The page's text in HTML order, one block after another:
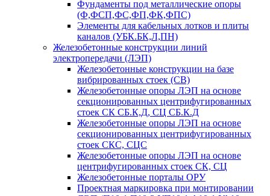
Фундаменты под металлические опоры
(Ф,ФСП,ФС,ФП,ФК,ФПС)
Элементы для кабельных лотков и плиты
каналов (УБК.БК,Л,ПН)
Железобетонные конструкции линий
электропередачи (ЛЭП)
Железобетонные конструкции на базе
вибрированных стоек (СВ)
Железобетонные опоры ЛЭП на основе
секционированных центрифугированных
стоек СК СБ.К,Д, СЦ СБ.К.Д
Железобетонные опоры ЛЭП на основе
секционированных центрифугированных
стоек СКС, СЦС
Железобетонные опоры ЛЭП на основе
центрифугированных стоек СК, СЦ
Железобетонные порталы ОРУ
Проектная маркировка при монтировании